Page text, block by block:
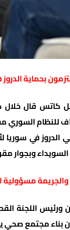
بحماية
كاتس قال
للنظام السوري
في سوريا
وبجوار
مسؤولية
اللجنة
بناء مجتمع